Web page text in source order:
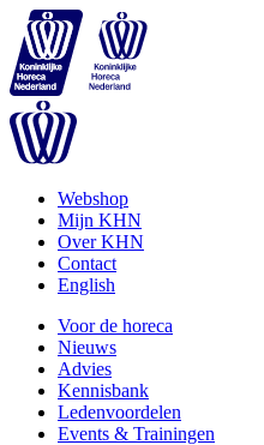
Webshop
Mijn KHN
Over KHN
Contact
English
Voor de horeca
Nieuws
Advies
Kennisbank
Ledenvoordelen
Events & Trainingen